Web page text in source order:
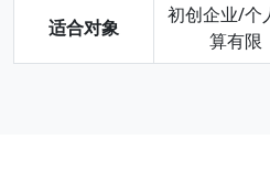
适合对象
初创企业/个
算有限